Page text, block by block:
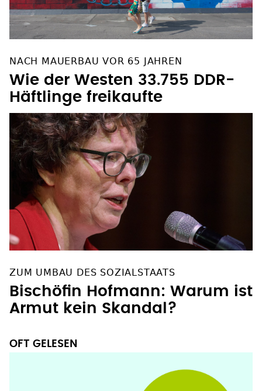
NACH MAUERBAU VOR 65 JAHREN
Wie der Westen 33.755 DDR-
Häftlinge freikaufte
ZUM UMBAU DES SOZIALSTAATS
Bischöfin Hofmann: Warum ist
OFT GELESEN